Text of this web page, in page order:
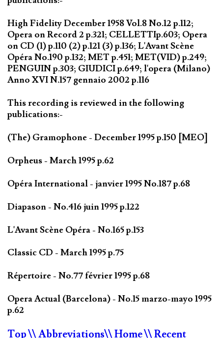
High Fidelity December 1958 Vol.8 No.12 p.112;
Opera on Record 2 p.321; CELLETTIp.603; Opera
on CD (1) p.110 (2) p.121 (3) p.136; L'Avant Scène
Opéra No.190 p.132; MET p.451; MET(VID) p.249;
PENGUIN p.303; GIUDICI p.649; l'opera (Milano)
Anno XVI N.157 gennaio 2002 p.116
This recording is reviewed in the following
publications:-
(The) Gramophone - December 1995 p.150 [MEO]
Orpheus - March 1995 p.62
Opéra International - janvier 1995 No.187 p.68
Diapason - No.416 juin 1995 p.122
L'Avant Scène Opéra - No.165 p.153
Classic CD - March 1995 p.75
Répertoire - No.77 février 1995 p.68
Opera Actual (Barcelona) - No.15 marzo-mayo 1995
p.62
Top\\ Abbreviations\\ Home\\ Recent